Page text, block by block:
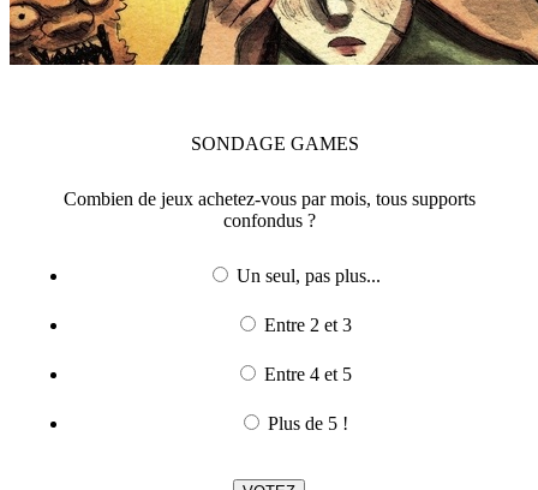
SONDAGE GAMES
Combien de jeux achetez-vous par mois, tous supports
confondus ?
Un seul, pas plus...
Entre 2 et 3
Entre 4 et 5
Plus de 5 !